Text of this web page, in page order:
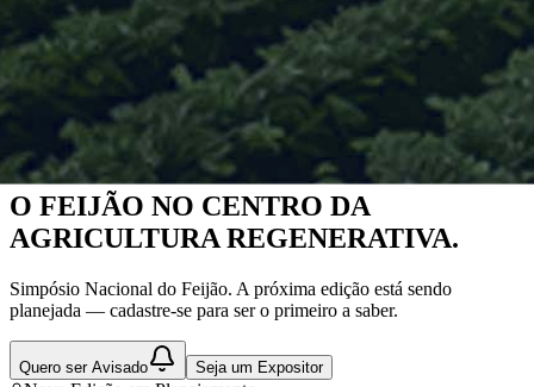
Nova Edição em Planejamento
O FEIJÃO NO CENTRO DA
AGRICULTURA REGENERATIVA.
Simpósio Nacional do Feijão. A próxima edição está sendo
planejada — cadastre-se para ser o primeiro a saber.
Quero ser Avisado Seja um Expositor